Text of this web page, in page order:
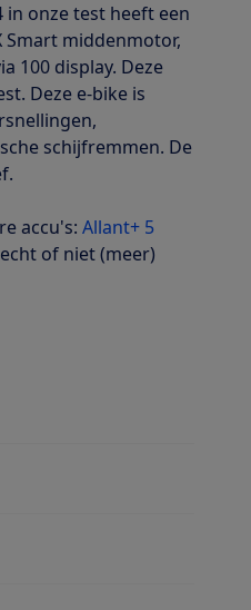
in onze test heeft een
Smart middenmotor,
100 display. Deze
Deze e-bike is
schijfremmen. De
accu's: Allant+ 5
of niet (meer)
voor Motor, merk & type
voor Versnellingen
voor Opvallende